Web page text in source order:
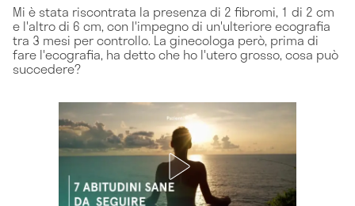
Mi è stata riscontrata la presenza di 2 fibromi, 1 di 2 cm
e l'altro di 6 cm, con l'impegno di un'ulteriore ecografia
tra 3 mesi per controllo. La ginecologa però, prima di
fare l'ecografia, ha detto che ho l'utero grosso, cosa può
succedere?